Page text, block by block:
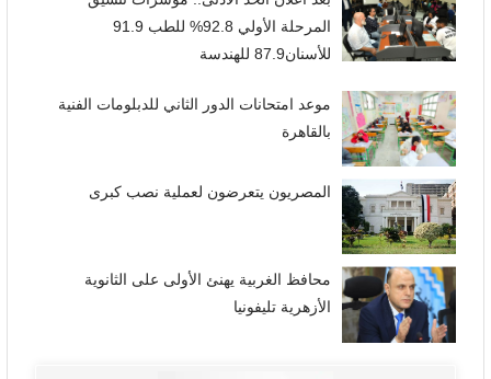
المرحلة الأولي 92.8% للطب 91.9
للأسنان87.9 للهندسة
موعد امتحانات الدور الثاني للدبلومات الفنية
بالقاهرة
المصريون يتعرضون لعملية نصب كبرى
محافظ الغربية يهنئ الأولى على الثانوية
الأزهرية تليفونيا